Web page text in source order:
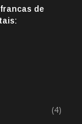
de
(4)